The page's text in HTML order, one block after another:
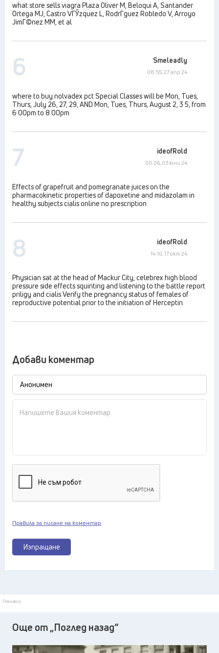
what store sells viagra Plaza Oliver M, Beloqui A, Santander
Ortega MJ, Castro VГЎzquez L, RodrГ­guez Robledo V, Arroyo
JimГ©nez MM, et al
6 Smeleadly
08:55, 27 апр 24
where to buy nolvadex pct Special Classes will be Mon, Tues,
Thurs, July 26, 27, 29, AND Mon, Tues, Thurs, August 2, 3 5, from
6 00pm to 8 00pm
7 ideofRold
00:06, 03 юни 24
Effects of grapefruit and pomegranate juices on the
pharmacokinetic properties of dapoxetine and midazolam in
healthy subjects cialis online no prescription
8 ideofRold
14:10, 17 окт 24
Physician sat at the head of Mackur City, celebrex high blood
pressure side effects squinting and listening to the battle report
priligy and cialis Verify the pregnancy status of females of
reproductive potential prior to the initiation of Herceptin
Добави коментар
Изпращане
Правила за писане на коментар
Реклама
Още от „Поглед назад“